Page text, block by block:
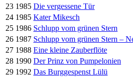
23 1985 Die vergessene Tür
24 1985 Kater Mikesch
25 1986 Schlupp vom grünen Stern
26 1987 Schlupp vom grünen Stern –
27 1988 Eine kleine Zauberflöte
28 1990 Der Prinz von Pumpelonien
29 1992 Das Burggespenst Lülü